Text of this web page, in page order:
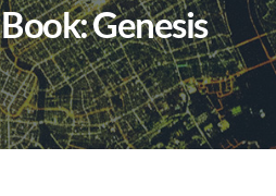
Book: Genesis